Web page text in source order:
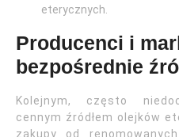
eterycznych.
Producenci i
bezpośrednie
Kolejnym, często
cennym źródłem olejków
zakupy od